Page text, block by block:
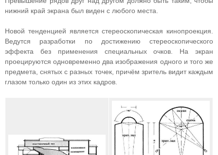
нижний край экрана был виден с любого места.
Новой тенденцией является стереоскопическая кинопроекция.
Ведутся разработки по достижению стереоскопического
эффекта без применения специальных очков. На экран
проецируются одновременно два изображения одного и того же
предмета, снятых с разных точек, причём зритель видит каждым
глазом только один из этих кадров.